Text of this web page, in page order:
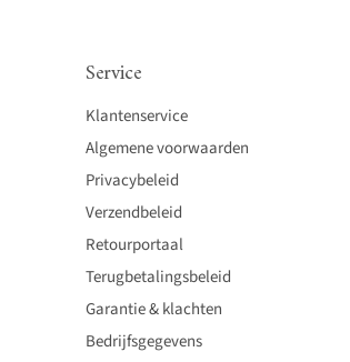
Service
Klantenservice
Algemene voorwaarden
Privacybeleid
Verzendbeleid
Retourportaal
Terugbetalingsbeleid
Garantie & klachten
Bedrijfsgegevens